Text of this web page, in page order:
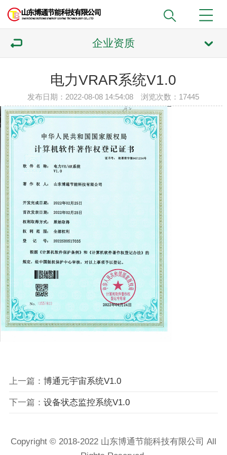
企业资质
电力VRAR系统V1.0
发布日期：2022-08-08 14:54:08 浏览次数：17445
上一篇： 博通元宇宙系统V1.0
下一篇： 设备状态监控系统V1.0
Copyright © 2018-2022 山东博通节能科技有限公司 All